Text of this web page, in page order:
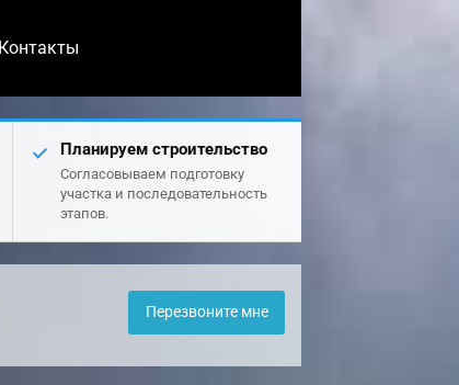
Контакты
Планируем строительство
Согласовываем подготовку
участка и последовательность
этапов.
Перезвоните мне